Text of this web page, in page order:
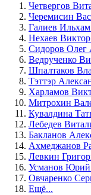
Четвергов
Черемисин
Галиев
Нехаев
Сидоров Олег
Ведрученко
Шпалтаков
Тэттэр
Харламов
Митрохин
Кувалдина
Лебедев
Бакланов
Ахмеджанов
Левкин
Усманов
Овчаренко
Ещё...